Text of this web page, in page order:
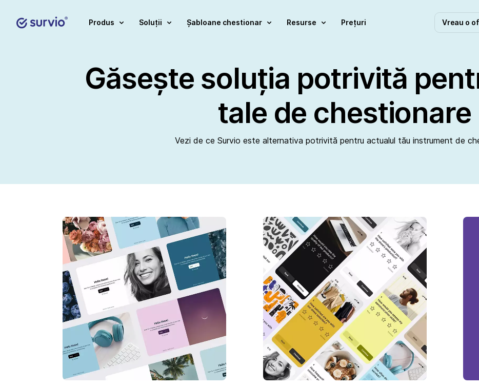
Vreau o
Produs Soluții Șabloane chestionar Resurse Prețuri
Găsește soluția potrivită
tale de chestionare
Vezi de ce Survio este alternativa potrivită pentru actualul tău instrument de